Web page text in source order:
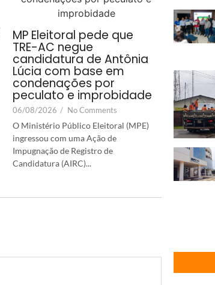
MP Eleitoral pede que
TRE-AC negue
candidatura de Antônia
Lúcia com base em
condenações por
peculato e improbidade
06/08/2026 / No Comments
O Ministério Público Eleitoral (MPE)
ingressou com uma Ação de
Impugnação de Registro de
Candidatura (AIRC)...